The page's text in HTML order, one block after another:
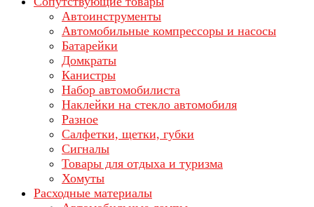
Автоинструменты
Автомобильные компрессоры и насосы
Батарейки
Домкраты
Канистры
Набор автомобилиста
Наклейки на стекло автомобиля
Разное
Салфетки, щетки, губки
Сигналы
Товары для отдыха и туризма
Хомуты
Расходные материалы